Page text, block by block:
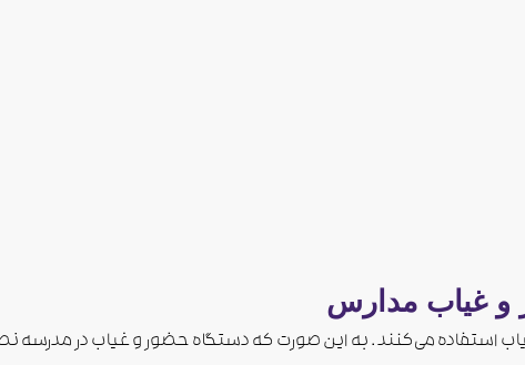
و غیاب مدارس
استفاده می‌کنند. به این صورت که دستگاه حضور و غیاب در مدرسه